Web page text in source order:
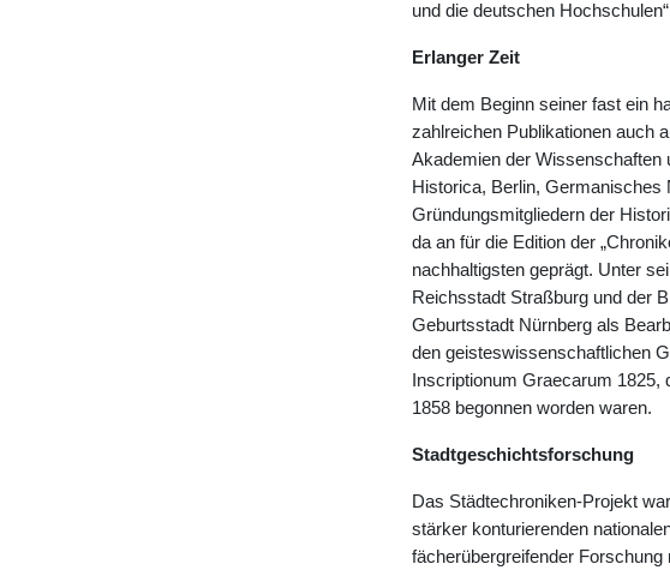
und die deutschen
Erlanger Zeit
Mit dem Beginn seiner fast ein
zahlreichen Publikationen auch
Akademien der Wissenschaften
Historica, Berlin, Germanisches
Gründungsmitgliedern der
da an für die Edition der
nachhaltigsten geprägt. Unter
Reichsstadt Straßburg und der
Geburtsstadt Nürnberg als
den geisteswissenschaftlichen
Inscriptionum Graecarum
1858 begonnen worden waren.
Stadtgeschichtsforschung
Das Städtechroniken-Projekt
stärker konturierenden
fächerübergreifender